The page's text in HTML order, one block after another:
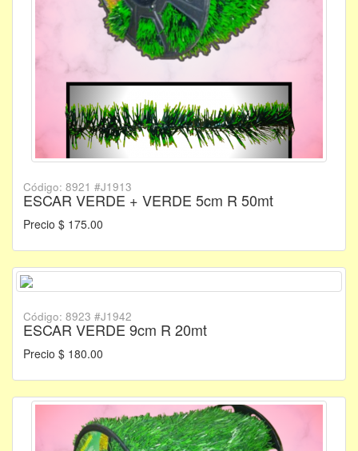
Código: 8921 #J1913
ESCAR VERDE + VERDE 5cm R 50mt
Precio $ 175.00
Código: 8923 #J1942
ESCAR VERDE 9cm R 20mt
Precio $ 180.00